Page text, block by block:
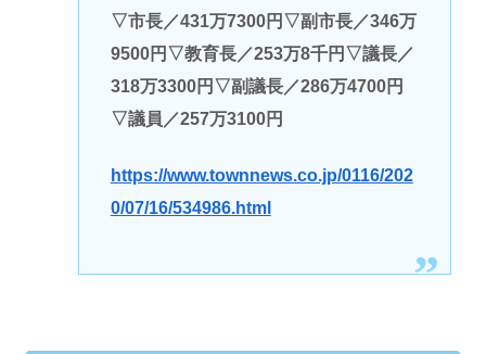
▽市長／431万7300円▽副市長／346万
9500円▽教育長／253万8千円▽議長／
318万3300円▽副議長／286万4700円
▽議員／257万3100円
https://www.townnews.co.jp/0116/202
0/07/16/534986.html